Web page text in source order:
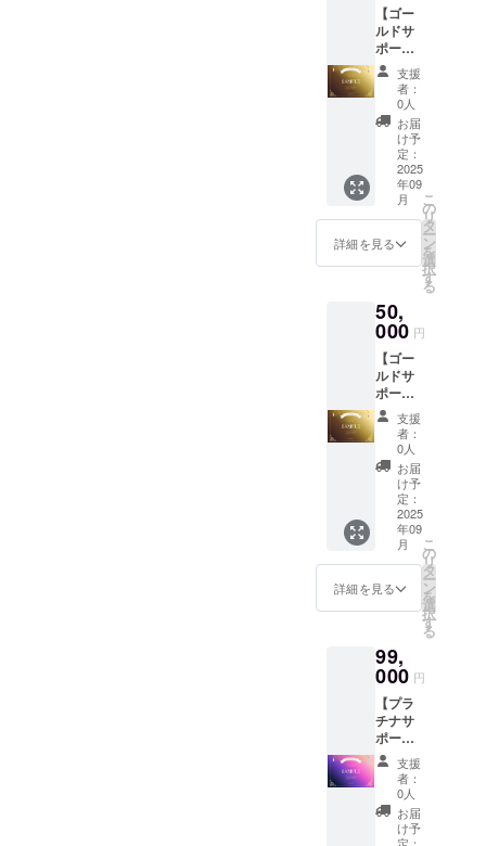
りま
す。 デ
ジタル
支援証
明書サ
イズ：
2000x1
414(px)
オリジ
ナルAI
デザイ
ンTシャ
ツ(1
枚)■ デ
ジタル
支援証
明書サ
イズ：
2000x1
414(px)
アクリ
ルキー
縦4x横
1.7x厚
さ
0.3(cm)
Tシャツ
サイ
ズ：メ
ンズS・
M・L、
レ
ディー
スM・L
【ゴー
ルドサ
ポー
ター／
ライ
ト】 ■
御礼の
メッ
セージ■
■デジタ
ル支援
証明書
(ゴール
ド)■ ■公
式サイ
トお名
ジット
(3年
間)■ ア
クリル
キーホ
ル
ダー・T
シャツ
が不要
の方は
こちら
のライ
トプラ
ンから
ご支援
くださ
い。 住
要にな
り、 お
値段も
気持ち
ばかり
お安く
させて
いただ
いてお
りま
す。 デ
支援
者：
0人
お届
け予
定：
2025
年09
月
詳細を見る
こ
の
リ
タ
ー
ン
を
選
択
す
る
50,
000 円
【ゴー
ルドサ
ポー
ター】
■御礼の
メッ
セージ■
■デジタ
ル支援
証明書
(ゴール
ド)■ ■オ
リジナ
ルAIデ
ザイン
アクリ
ホル
ダー(1
個)■ ■オ
リジナ
ルAIデ
ザインT
シャツ
(1枚)■ ■
公式サ
イトお
名前ク
支援
者：
0人
お届
け予
定：
2025
年09
月
詳細を見る
こ
の
リ
タ
ー
ン
を
選
択
す
る
99,
000 円
【プラ
チナサ
ポー
ター／
ライ
ト】 ■
御礼の
メッ
セージ■
支援
者：
0人
お届
け予